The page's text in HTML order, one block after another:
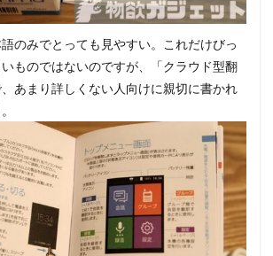
のみでとっても見やすい。これだけびっ
ものではないのですが、「クラウド型翻
あまり詳しくない人向けに親切に書かれ